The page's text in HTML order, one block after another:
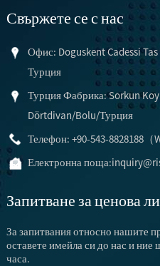
Свържете се с нас
Офис: Doguskent Cadessi
Турция
Турция Фабрика: Sorkun
Dörtdivan/Bolu/Турция
Телефон: +90-543-8828188（
Електронна поща:
Запитване за ценова
За запитвания относно нашите
оставете имейла си до нас и
часа.